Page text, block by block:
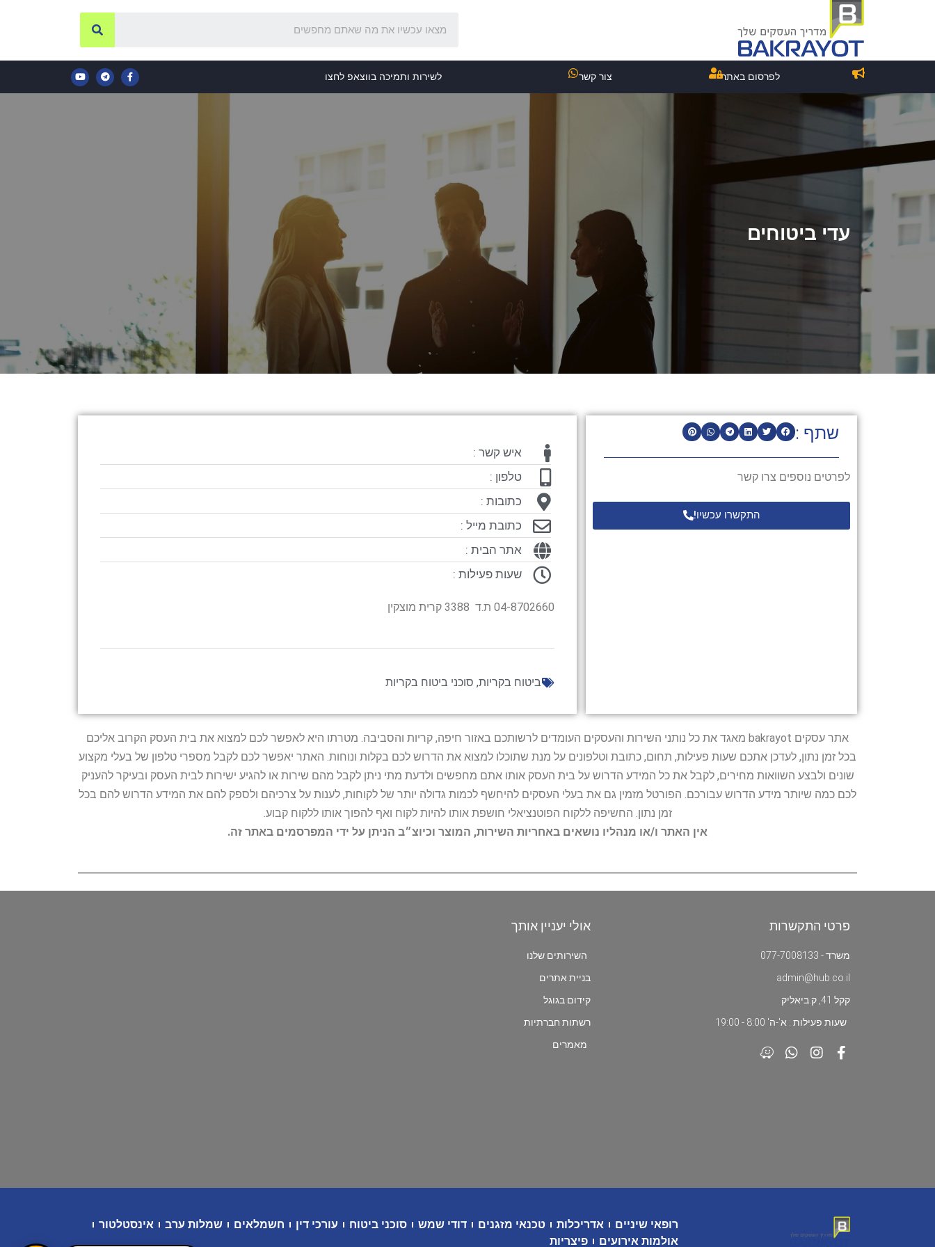
לפרסום באתר צור קשר לשירות ותמיכה בווצאפ לחצו
עדי ביטוחים
שתף :
לפרטים נוספים צרו קשר
התקשרו עכשיו!
איש קשר :
טלפון :
כתובות :
כתובת מייל :
אתר הבית :
שעות פעילות :
04-8702660 ת.ד 3388 קרית מוצקין
ביטוח בקריות, סוכני ביטוח בקריות
אתר עסקים bakrayot מאגד את כל נותני השירות והעסקים העומדים לרשותכם באזור חיפה, קריות והסביבה. מטרתו היא לאפשר לכם למצוא את בית העסק הקרוב אליכם
בכל זמן נתון, לעדכן אתכם שעות פעילות, תחום, כתובת וטלפונים על מנת שתוכלו למצוא את הדרוש לכם בקלות ונוחות. האתר יאפשר לכם לקבל מספרי טלפון של בעלי מקצוע
שונים ולבצע השוואות מחירים, לקבל את כל המידע הדרוש על בית העסק אותו אתם מחפשים ולדעת מתי ניתן לקבל מהם שירות או להגיע ישירות לבית העסק ובעיקר להעניק
לכם כמה שיותר מידע הדרוש עבורכם. הפורטל מזמין גם את בעלי העסקים להיחשף לכמות גדולה יותר של לקוחות, לענות על צרכיהם ולספק להם את המידע הדרוש להם בכל
זמן נתון. החשיפה ללקוח הפוטנציאלי חושפת אותו להיות לקוח ואף להפוך אותו ללקוח קבוע.
אין האתר ו/או מנהליו נושאים באחריות השירות, המוצר וכיוצ״ב הניתן על ידי המפרסמים באתר זה.
פרטי התקשרות
משרד - 077-7008133
admin@hub.co.il
קקל 41, ק.ביאליק
שעות פעילות : א'-ה' 8:00 - 19:00
אולי יעניין אותך
השירותים שלנו
בניית אתרים
קידום בגוגל
רשתות חברתיות
מאמרים
רופאי שיניים אדריכלות טכנאי מזגנים דודי שמש סוכני ביטוח עורכי דין חשמלאים שמלות ערב
אינסטלטור
אולמות אירועים
פיצריות